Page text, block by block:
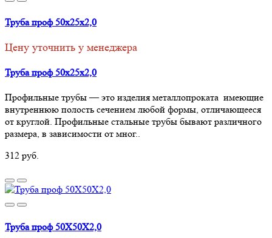
Труба проф 50х25х2,0
Цену уточнить у менеджера
Труба проф 50х25х2,0
Профильные трубы — это изделия металлопроката имеющие
внутреннюю полость сечением любой формы, отличающееся
от круглой. Профильные стальные трубы бывают различного
размера, в зависимости от мног..
312 руб.
Труба проф 50Х50Х2,0